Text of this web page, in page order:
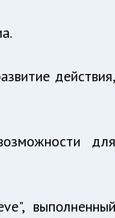
действия,
для
выполненный